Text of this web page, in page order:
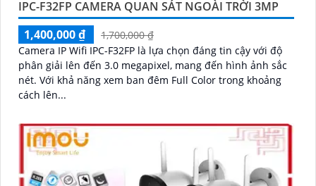
IPC-F32FP CAMERA QUAN SÁT NGOÀI TRỜI 3MP
1,400,000 ₫
1,700,000 ₫
Camera IP Wifi IPC-F32FP là lựa chọn đáng tin cậy với độ
phân giải lên đến 3.0 megapixel, mang đến hình ảnh sắc
nét. Với khả năng xem ban đêm Full Color trong khoảng
cách lên...